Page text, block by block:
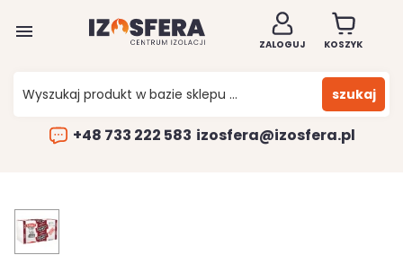

ZALOGUJ KOSZYK
szukaj
+48 733 222 583 izosfera@izosfera.pl